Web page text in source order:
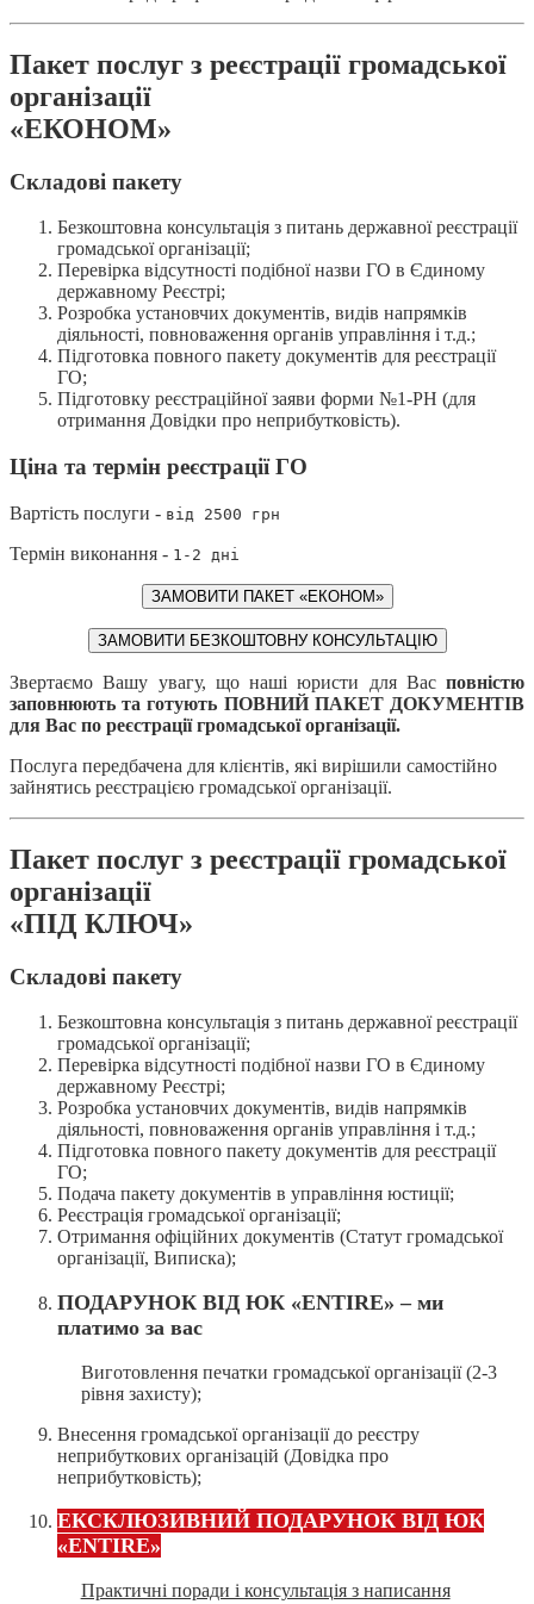
Пакет послуг з реєстрації громадської
організації
«ЕКОНОМ»
Складові пакету
Безкоштовна консультація з питань державної реєстрації
громадської організації;
Перевірка відсутності подібної назви ГО в Єдиному
державному Реєстрі;
Розробка установчих документів, видів напрямків
діяльності, повноваження органів управління і т.д.;
Підготовка повного пакету документів для реєстрації
ГО;
Підготовку реєстраційної заяви форми №1-РН (для
отримання Довідки про неприбутковість).
Ціна та термін реєстрації ГО
Вартість послуги - від 2500 грн
Термін виконання - 1-2 дні
ЗАМОВИТИ ПАКЕТ «ЕКОНОМ»
ЗАМОВИТИ БЕЗКОШТОВНУ КОНСУЛЬТАЦІЮ
Звертаємо Вашу увагу, що наші юристи для Вас повністю
заповнюють та готують ПОВНИЙ ПАКЕТ ДОКУМЕНТІВ
для Вас по реєстрації громадської організації.
Послуга передбачена для клієнтів, які вирішили самостійно
зайнятись реєстрацією громадської організації.
Пакет послуг з реєстрації громадської
організації
«ПІД КЛЮЧ»
Складові пакету
Безкоштовна консультація з питань державної реєстрації
громадської організації;
Перевірка відсутності подібної назви ГО в Єдиному
державному Реєстрі;
Розробка установчих документів, видів напрямків
діяльності, повноваження органів управління і т.д.;
Підготовка повного пакету документів для реєстрації
ГО;
Подача пакету документів в управління юстиції;
Реєстрація громадської організації;
Отримання офіційних документів (Статут громадської
організації, Виписка);
ПОДАРУНОК ВІД ЮК «ENTIRE» – ми
платимо за вас
Виготовлення печатки громадської організації (2-3
рівня захисту);
Внесення громадської організації до реєстру
неприбуткових організацій (Довідка про
неприбутковість);
ЕКСКЛЮЗИВНИЙ ПОДАРУНОК ВІД ЮК
«ENTIRE»
Практичні поради і консультація з написання